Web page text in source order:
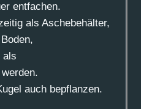
entfachen.
als Aschebehälter,
als
auch bepflanzen.